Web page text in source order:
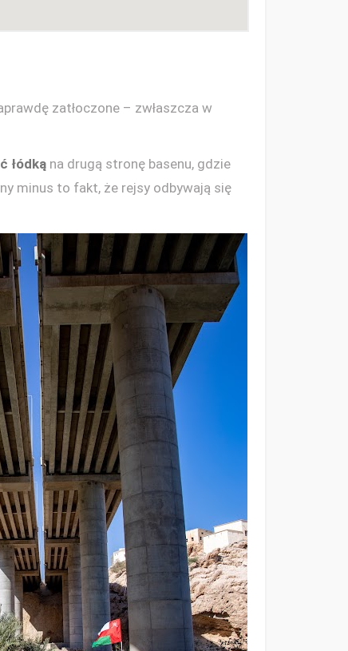
zatłoczone – zwłaszcza w
łódką na drugą stronę basenu, gdzie
minus to fakt, że rejsy odbywają się